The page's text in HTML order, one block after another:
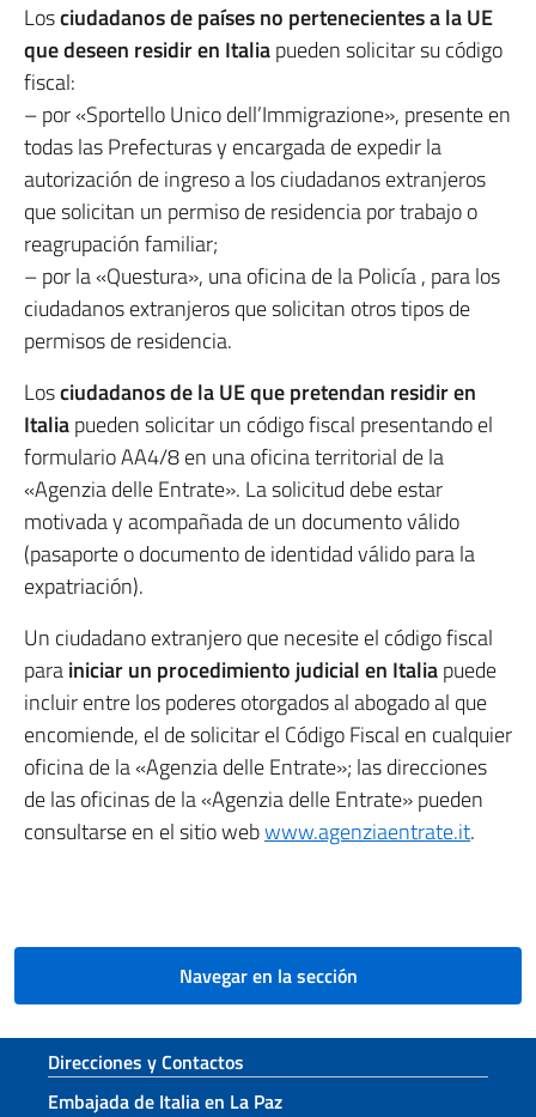
Losciudadanos de países no pertenecientes a la UE
que deseen residir en Italiapueden solicitar su código
fiscal:
– por «Sportello Unico dell’Immigrazione», presente en
todas las Prefecturas y encargada de expedir la
autorización de ingreso a los ciudadanos extranjeros
que solicitan un permiso de residencia por trabajo o
reagrupación familiar;
– por la «Questura», una oficina de la Policía , para los
ciudadanos extranjeros que solicitan otros tipos de
permisos de residencia.
Losciudadanos de la UE que pretendan residir en
Italiapueden solicitar un código fiscal presentando el
formulario AA4/8 en una oficina territorial de la
«Agenzia delle Entrate». La solicitud debe estar
motivada y acompañada de un documento válido
(pasaporte o documento de identidad válido para la
expatriación).
Un ciudadano extranjero que necesite el código fiscal
parainiciar un procedimiento judicial en Italiapuede
incluir entre los poderes otorgados al abogado al que
encomiende, el de solicitar el Código Fiscal en cualquier
oficina de la «Agenzia delle Entrate»; las direcciones
de las oficinas de la «Agenzia delle Entrate» pueden
consultarse en el sitio webwww.agenziaentrate.it.
Navegar en la sección
Sezione footer
Direcciones y Contactos
Embajada de Italia en La Paz